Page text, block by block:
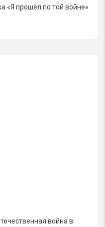
«Я прошёл по той войне»
война в